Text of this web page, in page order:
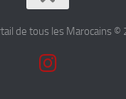
de tous les Marocains